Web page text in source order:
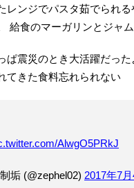
レンジでパスタ茹でられ
給食のマーガリンとジャ
ぱ震災のとき大活躍だっ
てきた食料忘れられない
AlwgO5PRkJ
垢 (@zephel02) 2017年7月